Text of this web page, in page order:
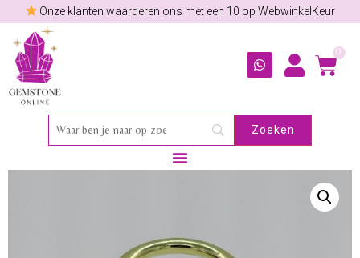
Onze klanten waarderen ons met een 10 op WebwinkelKeur
0